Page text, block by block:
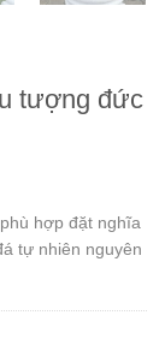
tượng đức
hợp đặt nghĩa
tự nhiên nguyên